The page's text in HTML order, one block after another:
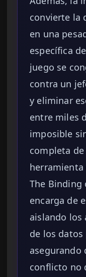
convierte la
en una
específica
juego se
contra un
y eliminar
entre miles
imposible
completa
herramienta
The Binding
encarga de
aislando los
de los
asegurando
conflicto no